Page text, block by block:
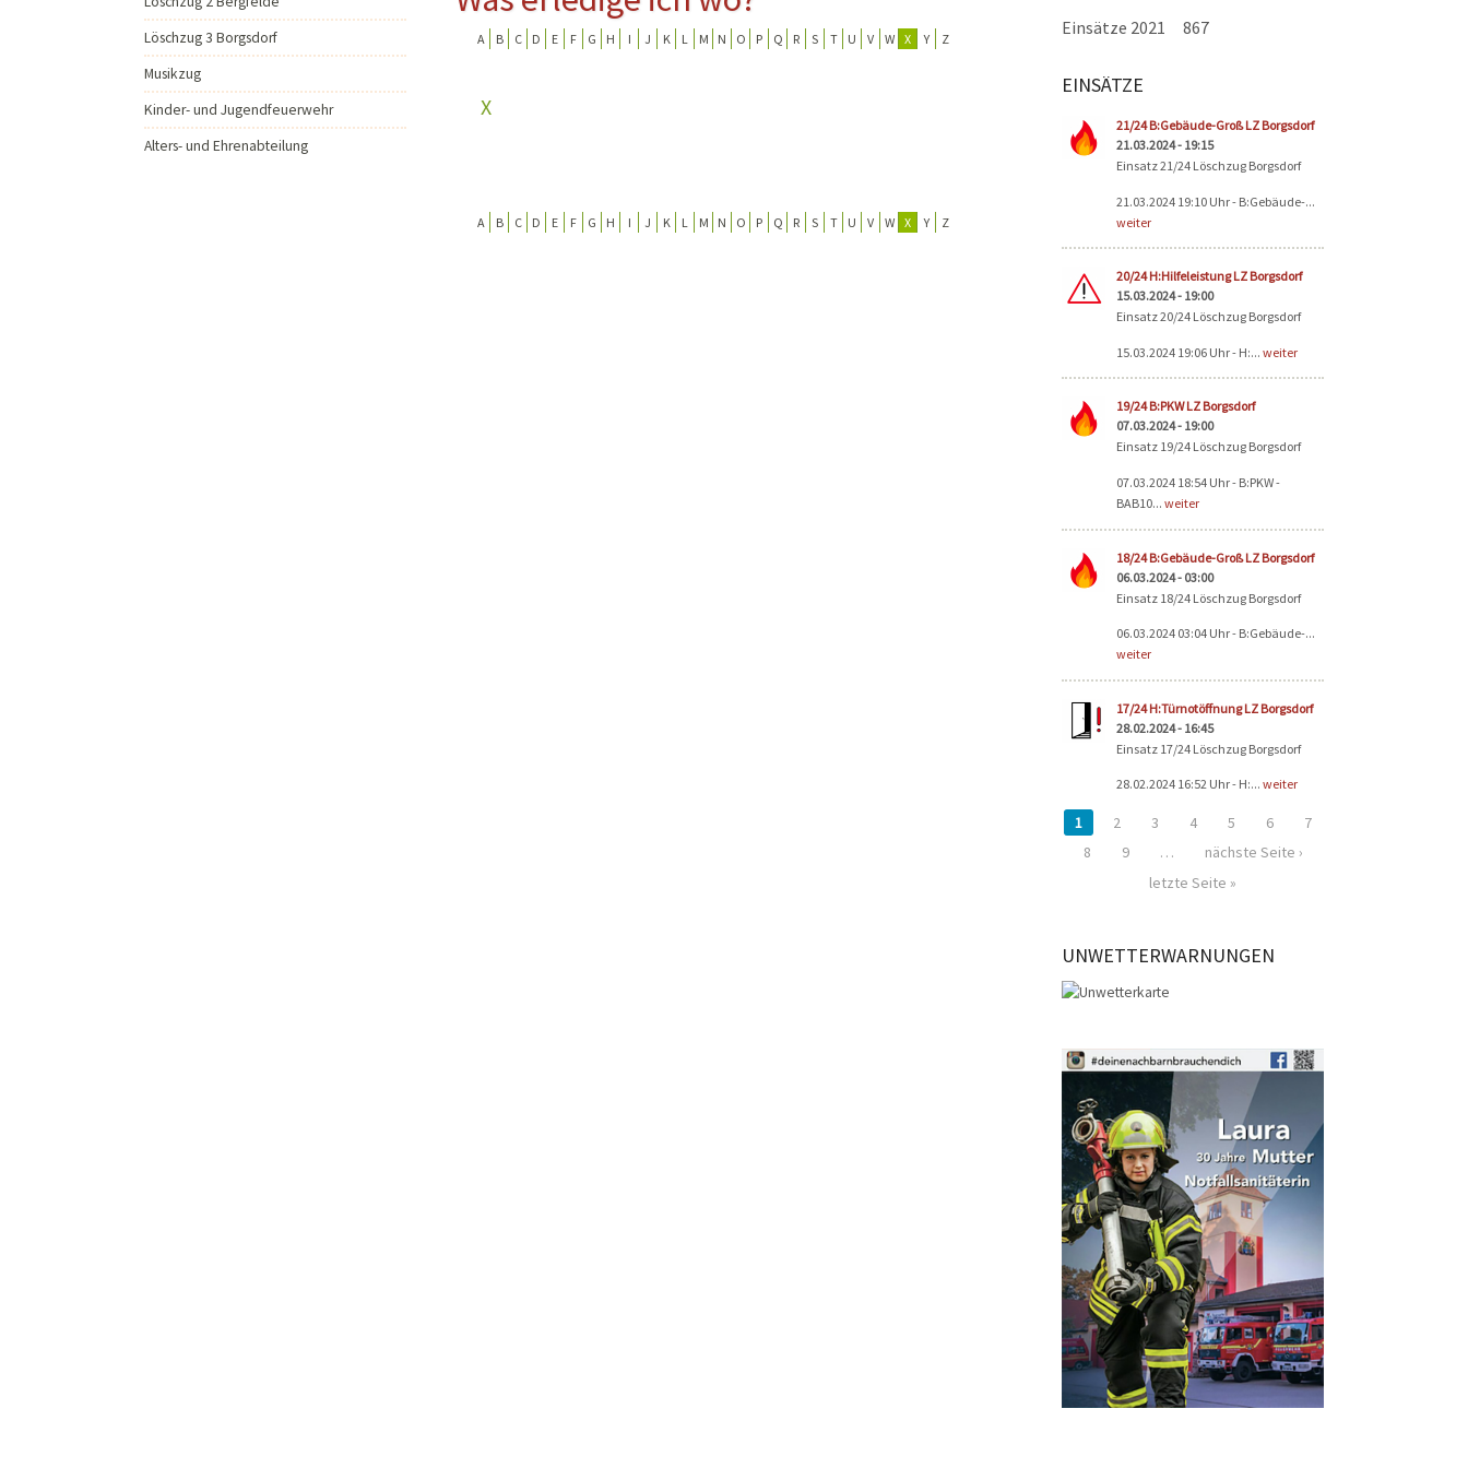
Musikzug
Kinder- und Jugendfeuerwehr
Alters- und Ehrenabteilung
Löschzug 3 Borgsdorf
Musikzug
Kinder- und Jugendfeuerwehr
Alters- und Ehrenabteilung
A B C D E F G H I J K L M N O P Q R S T U V W X Y Z
X
A B C D E F G H I J K L M N O P Q R S T U V W X Y Z
Einsätze 2021 867
EINSÄTZE
21/24 B:Gebäude-Groß LZ Borgsdorf
21.03.2024 - 19:15
Einsatz 21/24 Löschzug Borgsdorf
21.03.2024 19:10 Uhr - B:Gebäude-...
weiter
20/24 H:Hilfeleistung LZ Borgsdorf
15.03.2024 - 19:00
Einsatz 20/24 Löschzug Borgsdorf
15.03.2024 19:06 Uhr - H:... weiter
19/24 B:PKW LZ Borgsdorf
07.03.2024 - 19:00
Einsatz 19/24 Löschzug Borgsdorf
07.03.2024 18:54 Uhr - B:PKW -
BAB10... weiter
18/24 B:Gebäude-Groß LZ Borgsdorf
06.03.2024 - 03:00
Einsatz 18/24 Löschzug Borgsdorf
06.03.2024 03:04 Uhr - B:Gebäude-...
weiter
17/24 H:Türnotöffnung LZ Borgsdorf
28.02.2024 - 16:45
Einsatz 17/24 Löschzug Borgsdorf
28.02.2024 16:52 Uhr - H:... weiter
Seiten
1 2 3 4 5 6
7
8
9 …
nächste Seite ›
letzte Seite »
UNWETTERWARNUNGEN